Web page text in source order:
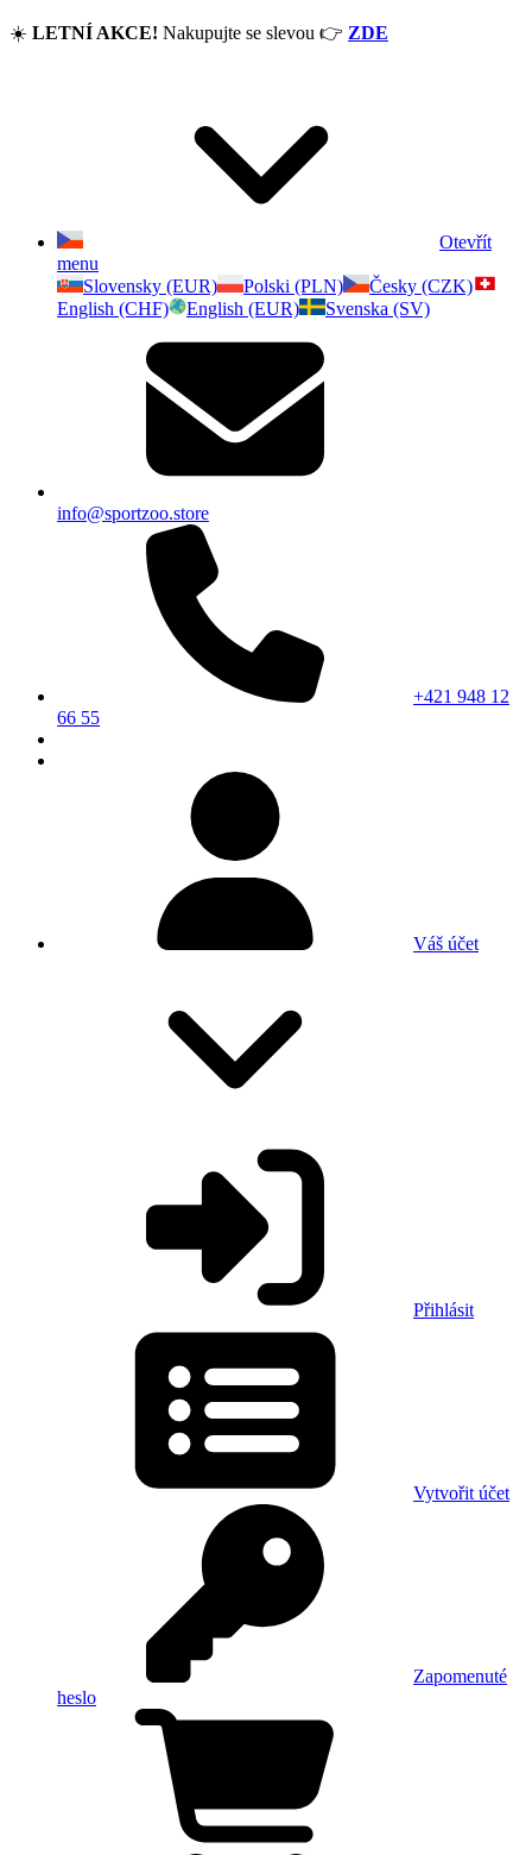
☀️ LETNÍ AKCE! Nakupujte se slevou 👉 ZDE
Otevřít
menu
Slovensky (EUR)
Polski (PLN)
Česky (CZK)
English (CHF)
English (EUR) Svenska (SV)
info@sportzoo.store
+421 948 12
66 55
Váš účet
Přihlásit
Vytvořit účet
Zapomenuté
heslo